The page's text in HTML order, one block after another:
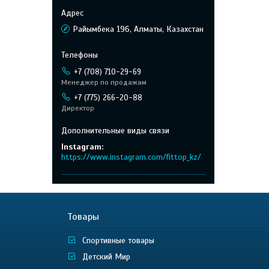
Райымбека 196, Алматы, Казахстан
+7 (708) 710-29-69
Менеджер по продажам
+7 (775) 266-20-88
Директор
Instagram
https://www.instagram.com/fittop_kz/
Товары
Спортивные товары
Детский Мир